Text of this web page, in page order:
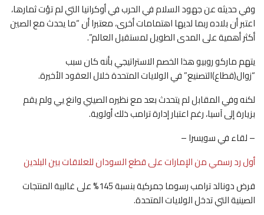
وفي حديثه عن جهود السلام في الحرب في أوكرانيا التي لم تؤت ثمارها،
اعتبر أن بلاده ربما لديها اهتمامات أخرى، معتبرا أن “ما يحدث مع الصين
أكثر أهمية على المدى الطويل لمستقبل العالم”.
يتهم ماركو روبيو هذا الخصم الاستراتيجي بأنه كان سبب
“زوال(قطاع)التصنيع” في الولايات المتحدة خلال العقود الأخيرة.
لكنه وفي المقابل لم يتحدث بعد مع نظيره الصيني وانغ يي ولم يقم
بزيارة إلى آسيا، رغم اعتبار إدارة ترامب ذلك أولوية.
– لقاء في سويسرا –
أول رد رسمي من الإمارات على قطع السودان للعلاقات بين البلدين
فرض دونالد ترامب رسوما جمركية بنسبة 145% على غالبية المنتجات
الصينية التي تدخل الولايات المتحدة.